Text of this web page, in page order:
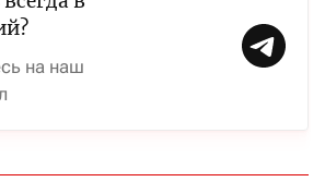
на наш